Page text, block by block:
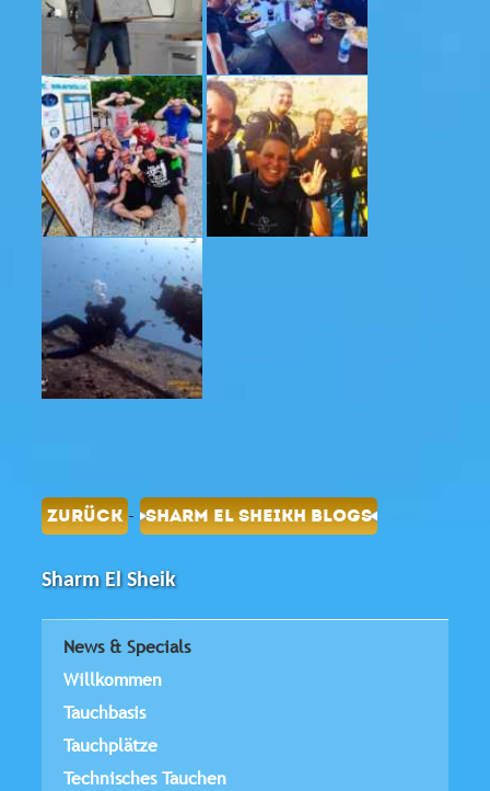
ZURÜCK - SHARM EL SHEIKH BLOGS
Sharm El Sheik
News & Specials
Willkommen
Tauchbasis
Tauchplätze
Technisches Tauchen